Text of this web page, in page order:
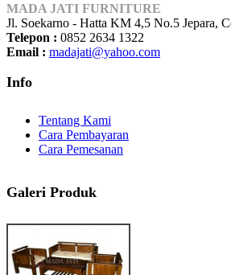
MADA JATI FURNITURE
Jl. Soekarno - Hatta KM 4,5 No.5 Jepara,
Telepon : 0852 2634 1322
Email : madajati@yahoo.com
Info
Tentang Kami
Cara Pembayaran
Cara Pemesanan
Galeri Produk